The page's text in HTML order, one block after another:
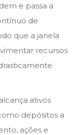
e passa a
de
que a janela
recursos
ativos
depósitos a
ações e